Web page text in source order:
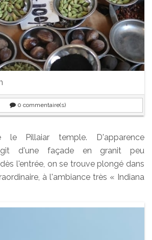
0 commentaire(s)
le Pillaiar temple. D'apparence
d'une façade en granit peu
l'entrée, on se trouve plongé dans
à l'ambiance très « Indiana